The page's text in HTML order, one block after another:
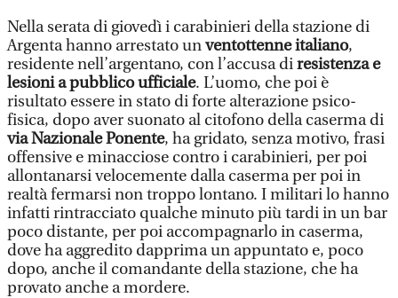
Nella serata di giovedì i carabinieri della stazione di
Argenta hanno arrestato unventottenne italiano,
residente nell’argentano, con l’accusa diresistenza e
lesioni a pubblico ufficiale. L’uomo, che poi è
risultato essere in stato di forte alterazione psico-
fisica, dopo aver suonato al citofono della caserma di
via Nazionale Ponente, ha gridato, senza motivo, frasi
offensive e minacciose contro i carabinieri, per poi
allontanarsi velocemente dalla caserma per poi in
realtà fermarsi non troppo lontano. I militari lo hanno
infatti rintracciato qualche minuto più tardi in un bar
poco distante, per poi accompagnarlo in caserma,
dove ha aggredito dapprima un appuntato e, poco
dopo, anche il comandante della stazione, che ha
provato anche a mordere.